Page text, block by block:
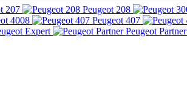
207 Peugeot 208
4008 Peugeot 407
Expert Peugeot Partner